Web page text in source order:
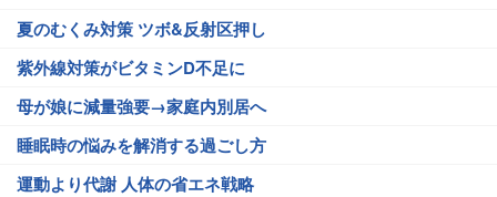
夏のむくみ対策 ツボ&反射区押し
紫外線対策がビタミンD不足に
母が娘に減量強要→家庭内別居へ
睡眠時の悩みを解消する過ごし方
運動より代謝 人体の省エネ戦略